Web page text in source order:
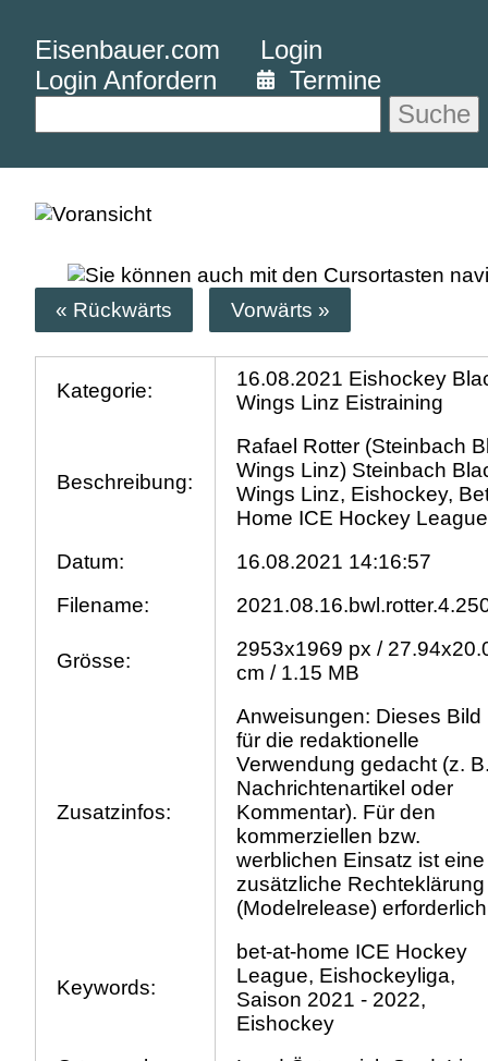
Eisenbauer.com
Login
Login Anfordern
Termine
Suche
« Rückwärts Vorwärts »
Kategorie:
16.08.2021 Eishockey
Wings Linz Eistraining
Beschreibung:
Rafael Rotter (Steinbach
Wings Linz) Steinbach
Wings Linz, Eishockey,
Home ICE Hockey League
Datum:
16.08.2021 14:16:57
Filename:
Grösse:
2953x1969 px /
cm / 1.15 MB
Zusatzinfos:
Anweisungen: Dieses Bild
für die redaktionelle
Verwendung gedacht (z.
Nachrichtenartikel oder
Kommentar). Für den
kommerziellen bzw.
werblichen Einsatz ist eine
zusätzliche Rechteklärung
(Modelrelease)
Keywords:
bet-at-home ICE Hockey
League, Eishockeyliga,
Saison 2021 - 2022,
Eishockey